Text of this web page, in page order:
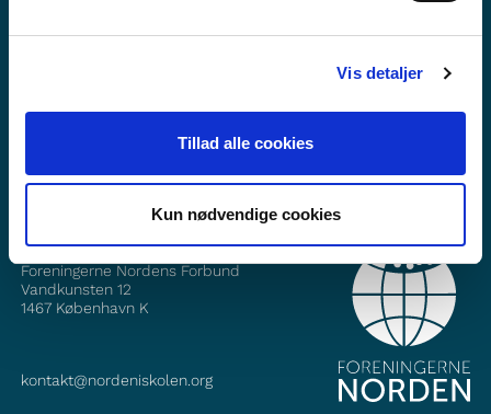
Vis detaljer
Tillad alle cookies
Kun nødvendige cookies
Följ oss på Instagram
KONTAKT
Foreningerne Nordens Forbund
Vandkunsten 12
1467 København K
kontakt@nordeniskolen.org